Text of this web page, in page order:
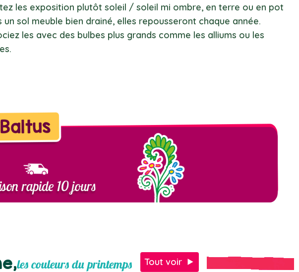
les exposition plutôt soleil / soleil mi ombre, en terre ou en pot
un sol meuble bien drainé, elles repousseront chaque année.
les avec des bulbes plus grands comme les alliums ou les
les couleurs du printemps Tout voir